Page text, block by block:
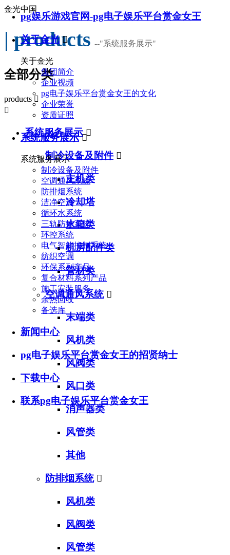
pg娱乐游戏官网-pg电子娱乐平台赏金女王
关于金光 
关于金光
集团简介
企业视频
pg电子娱乐平台赏金女王的文化
企业荣誉
资质证照
系统服务展示 
系统服务展示
制冷设备及附件
空调通风系统
防排烟系统
洁净空调
循环水系统
三轨防护系统
环控系统
电气智能控制系统
纺织空调
环保系列产品
复合材料系列产品
施工安装服务
余热回收
备选库
新闻中心
pg电子娱乐平台赏金女王的招贤纳士
下载中心
联系pg电子娱乐平台赏金女王
金光中国
| products --"系统服务展示"
全部分类
products 

系统服务展示 
制冷设备及附件 
主机类
冷却塔
水箱类
机房配件类
管材类
空调通风系统 
末端类
风机类
风阀类
风口类
消声器类
风管类
其他
防排烟系统 
风机类
风阀类
风管类